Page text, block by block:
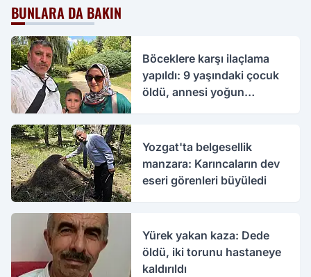
BUNLARA DA BAKIN
Böceklere karşı ilaçlama
yapıldı: 9 yaşındaki çocuk
öldü, annesi yoğun
Yozgat'ta belgesellik
manzara: Karıncaların dev
eseri görenleri büyüledi
Yürek yakan kaza: Dede
öldü, iki torunu hastaneye
kaldırıldı